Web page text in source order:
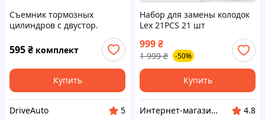
Съемник тормозных
цилиндров c двустор.
адаптером 22/32мм между
контактами, правая резьба
"Dizel"
595₴ комплект
Купить
DriveAuto
5
Набор для замены колодок
Lex 21PCS 21 шт
тормозных колодок
999₴
1 999 ₴ -50%
Купить
Интернет-магазин Zhuk
4.8